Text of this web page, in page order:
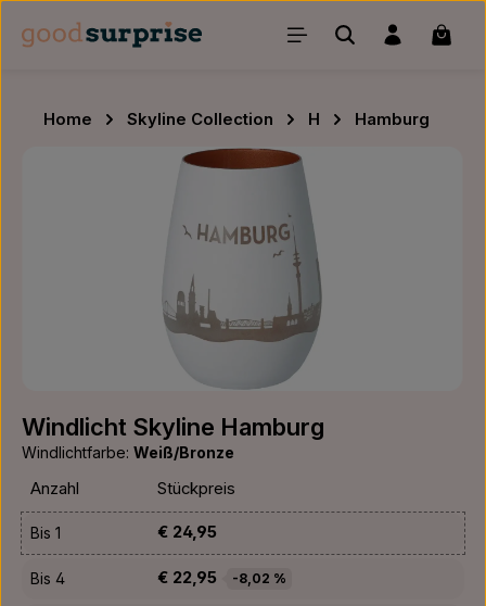
Zum Hauptinhalt springen
Home Skyline Collection H
Hamburg
Bildergalerie überspringen
Windlicht Skyline Hamburg
Windlichtfarbe: Weiß/Bronze
Anzahl Stückpreis
Bis 1 € 24,95
Bis 4 € 22,95 -8,02 %